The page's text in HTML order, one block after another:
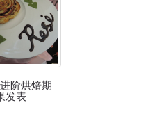
阶烘焙期
发表